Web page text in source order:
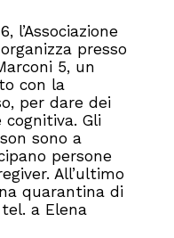
l’Associazione
presso
5, un
con la
per dare dei
Gli
sono a
persone
All’ultimo
quarantina di
a Elena